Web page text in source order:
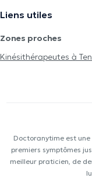
Liens utiles
Zones proches
Kinésithérapeutes à
Doctoranytime est
premiers symptômes
meilleur praticien, de